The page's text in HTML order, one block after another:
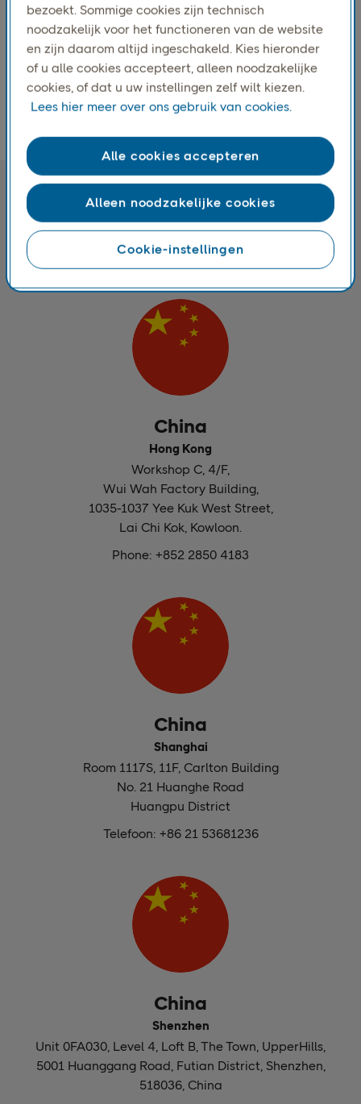
Internationale vestigingen
Ontdek onze internationale kantoren – strategisch
gelegen over de hele wereld om u beter van dienst te
zijn.
China
Hong Kong
Workshop C, 4/F,
Wui Wah Factory Building,
1035-1037 Yee Kuk West Street,
Lai Chi Kok, Kowloon.
Phone: +852 2850 4183
China
Shanghai
Room 1117S, 11F, Carlton Building
No. 21 Huanghe Road
Huangpu District
Telefoon: +86 21 53681236
China
Shenzhen
Unit 0FA030, Level 4, Loft B, The Town, UpperHills,
5001 Huanggang Road, Futian District, Shenzhen,
518036, China
bezoekt. Sommige cookies zijn technisch
noodzakelijk voor het functioneren van de website
en zijn daarom altijd ingeschakeld. Kies hieronder
of u alle cookies accepteert, alleen noodzakelijke
cookies, of dat u uw instellingen zelf wilt kiezen.
Lees hier meer over ons gebruik van cookies.
Cookie-instellingen
Alleen noodzakelijke cookies
Alle cookies accepteren